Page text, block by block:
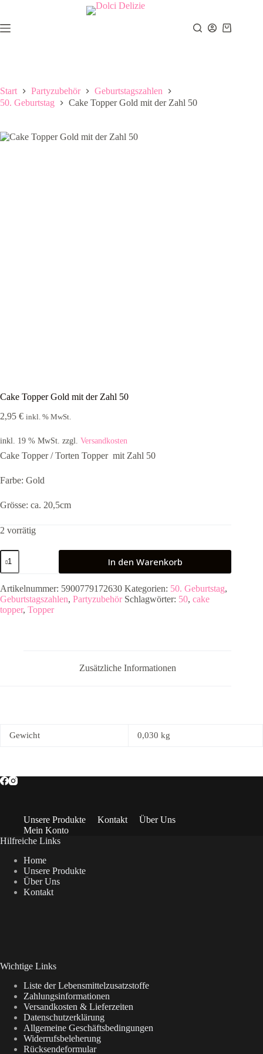
springen
Warenkorb
Start Partyzubehör
Geburtstagszahlen
50. Geburtstag
Cake Topper Gold mit der Zahl 50
Cake Topper Gold mit der Zahl 50
2,95 € inkl. % MwSt.
inkl. 19 % MwSt. zzgl. Versandkosten
Cake Topper / Torten Topper mit Zahl 50
Farbe: Gold
Grösse: ca. 20,5cm
2 vorrätig
Cake
Topper
Gold
mit
der
Zahl
50
In den Warenkorb
Artikelnummer: 5900779172630 Kategorien: 50. Geburtstag,
Geburtstagszahlen, Partyzubehör Schlagwörter: 50, cake
topper, Topper
Zusätzliche Informationen
Gewicht 0,030 kg
Unsere Produkte Kontakt
Über Uns
Mein Konto
Hilfreiche Links
Home
Unsere Produkte
Über Uns
Kontakt
Wichtige Links
Liste der Lebensmittelzusatzstoffe
Zahlungsinformationen
Versandkosten & Lieferzeiten
Datenschutzerklärung
Allgemeine Geschäftsbedingungen
Widerrufsbeleherung
Rücksendeformular